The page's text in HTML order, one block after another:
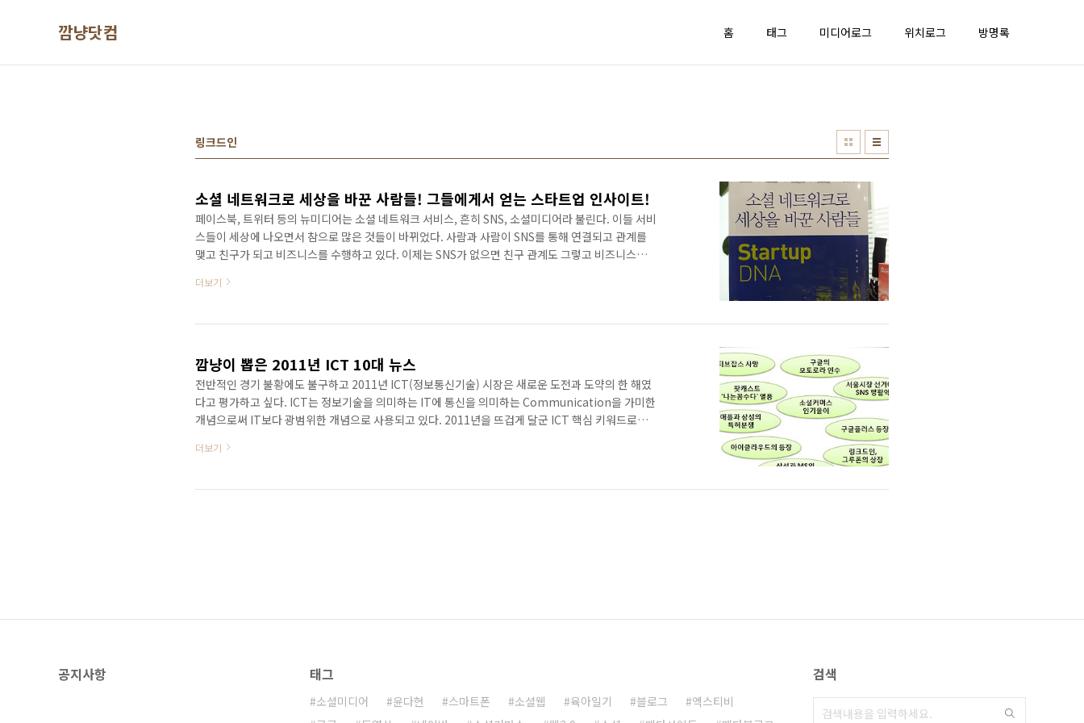
깜냥닷컴 홈 태그 미디어로그 위치로그 방명록
링크드인
소셜 네트워크로 세상을 바꾼 사람들! 그들에게서 얻는 스타트업 인사이트!
페이스북, 트위터 등의 뉴미디어는 소셜 네트워크 서비스, 흔히 SNS, 소셜미디어라 불린다. 이들 서비
스들이 세상에 나오면서 참으로 많은 것들이 바뀌었다. 사람과 사람이 SNS를 통해 연결되고 관계를
맺고 친구가 되고 비즈니스를 수행하고 있다. 이제는 SNS가 없으면 친구 관계도 그렇고 비즈니스도
아가고 있다 할 수 있을 만큼 파급력이 매우 크다. 사람들의 생각, 라이프스타일.. 결국은 패러다임 자
있는 변화이다. 단순히 기술에 의존해서 발전해 온 것이 아니라 기술을 베이스로 사람들이 만들어 나
더보기
깜냥이 뽑은 2011년 ICT 10대 뉴스
전반적인 경기 불황에도 불구하고 2011년 ICT(정보통신기술) 시장은 새로운 도전과 도약의 한 해였
다고 평가하고 싶다. ICT는 정보기술을 의미하는 IT에 통신을 의미하는 Communication을 가미한
개념으로써 IT보다 광범위한 개념으로 사용되고 있다. 2011년을 뜨겁게 달군 ICT 핵심 키워드로는
에 가장 이슈가 되었던 ICT 10대 뉴스를 선정해 보았다. '깜냥이 뽑은 2011년 ICT 10대 뉴스'는 블로
는 점을 밝혀두는 바이다. 1. 스티브 잡스 사망 애플의 창업자이자, 바닥을 모르..
더보기
공지사항 태그
소셜미디어 윤다현 스마트폰 소셜웹 육아일기 블로그
엑스티비
검색